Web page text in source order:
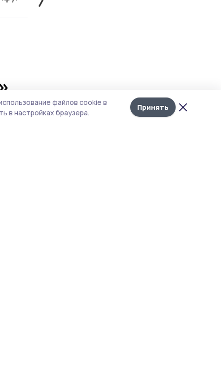
Лента
новостей
файлов cookie в
в настройках браузера.
Принять